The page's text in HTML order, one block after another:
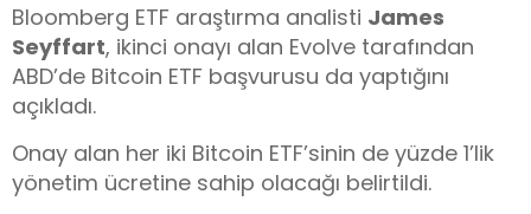
Bloomberg ETF araştırma analisti James
Seyffart, ikinci onayı alan Evolve tarafından
ABD’de Bitcoin ETF başvurusu da yaptığını
açıkladı.
Onay alan her iki Bitcoin ETF’sinin de yüzde 1’lik
yönetim ücretine sahip olacağı belirtildi.